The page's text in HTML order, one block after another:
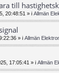
till
20:48:51 » i Allmän
» i Allmän
17:05:41 » i Allmän